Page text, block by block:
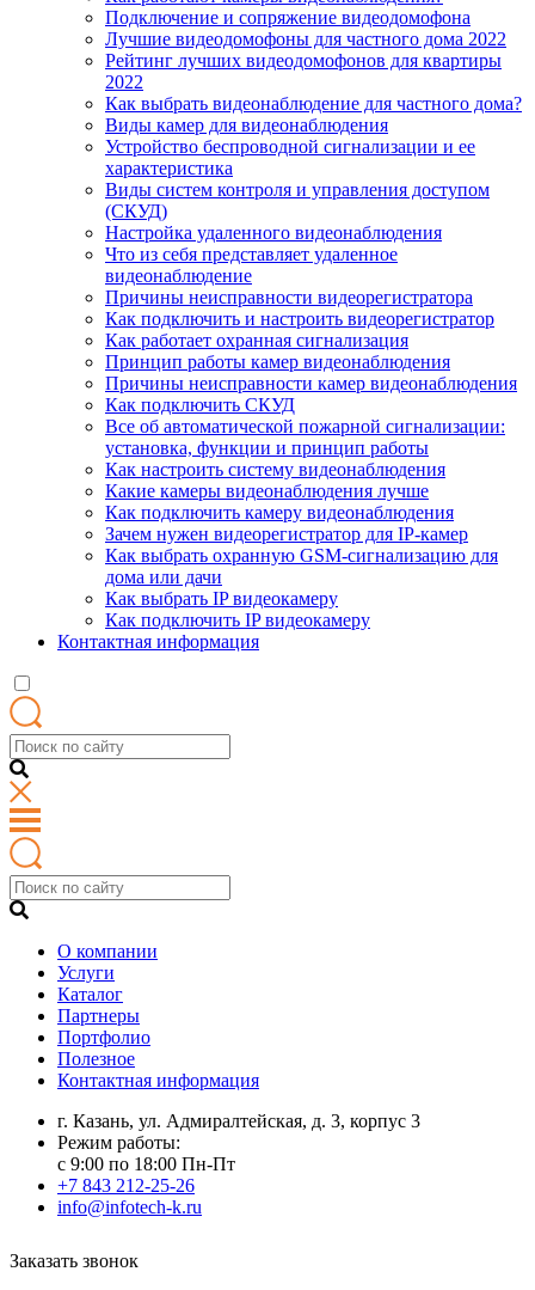
Подключение и сопряжение видеодомофона
Лучшие видеодомофоны для частного дома 2022
Рейтинг лучших видеодомофонов для квартиры
2022
Как выбрать видеонаблюдение для частного дома?
Виды камер для видеонаблюдения
Устройство беспроводной сигнализации и ее
характеристика
Виды систем контроля и управления доступом
(СКУД)
Настройка удаленного видеонаблюдения
Что из себя представляет удаленное
видеонаблюдение
Причины неисправности видеорегистратора
Как подключить и настроить видеорегистратор
Как работает охранная сигнализация
Принцип работы камер видеонаблюдения
Причины неисправности камер видеонаблюдения
Как подключить СКУД
Все об автоматической пожарной сигнализации:
установка, функции и принцип работы
Как настроить систему видеонаблюдения
Какие камеры видеонаблюдения лучше
Как подключить камеру видеонаблюдения
Зачем нужен видеорегистратор для IP-камер
Как выбрать охранную GSM-сигнализацию для
дома или дачи
Как выбрать IP видеокамеру
Как подключить IP видеокамеру
Контактная информация
О компании
Услуги
Каталог
Партнеры
Портфолио
Полезное
Контактная информация
г. Казань, ул. Адмиралтейская, д. 3, корпус 3
Режим работы:
с 9:00 по 18:00 Пн-Пт
+7 843 212-25-26
info@infotech-k.ru
Заказать звонок